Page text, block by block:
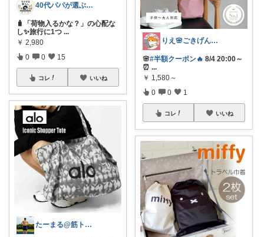
40代パパが選ぶ 毎日がラクになる暮らし
🧳「荷物入るかな？」の心配な
し✨旅行に1つ ...
￥ 2,980
0 0 15
コレ いいね
たーまる@筋トレ好き会社員
りえ🌸ごきげんな暮らし🏠🌿
🌸#半額クーポン🔥 8/4 20:00～
⏰ ...
￥ 1,580～
0 0 1
コレ いいね